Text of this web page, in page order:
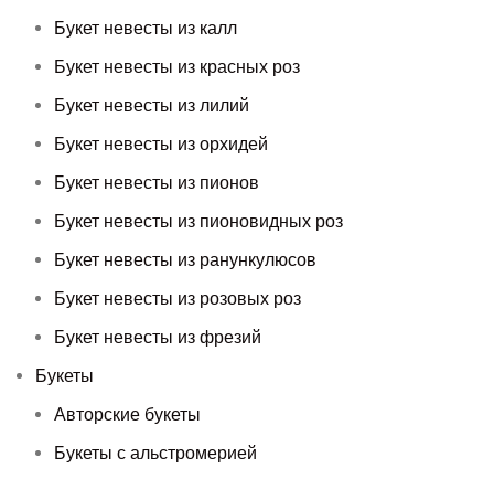
Букет невесты из калл
Букет невесты из красных роз
Букет невесты из лилий
Букет невесты из орхидей
Букет невесты из пионов
Букет невесты из пионовидных роз
Букет невесты из ранункулюсов
Букет невесты из розовых роз
Букет невесты из фрезий
Букеты
Авторские букеты
Букеты с альстромерией